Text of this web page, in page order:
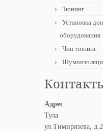
Тюнинг
Установка
оборудования
Чип тюнинг
Адрес
Тула
ул.Тимирязева, д.2